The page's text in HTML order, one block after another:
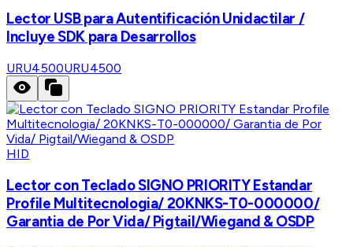
Lector USB para Autentificación Unidactilar /
Incluye SDK para Desarrollos
URU4500URU4500
HID
Lector con Teclado SIGNO PRIORITY Estandar
Profile Multitecnologia/ 20KNKS-T0-000000/
Garantia de Por Vida/ Pigtail/Wiegand & OSDP